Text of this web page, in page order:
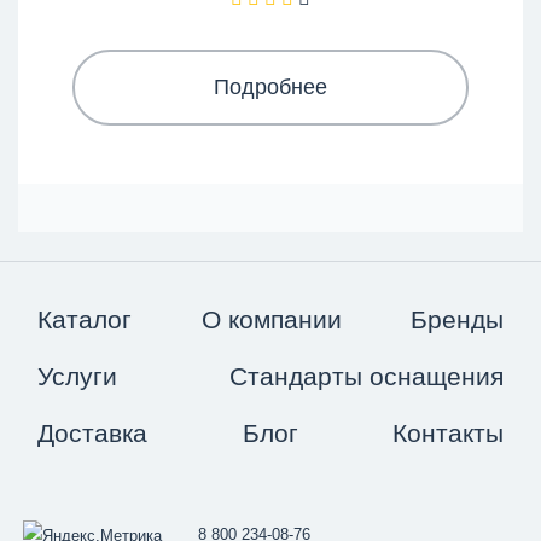
Подробнее
Каталог О компании Бренды
Услуги Стандарты оснащения
Доставка Блог Контакты
8 800 234-08-76